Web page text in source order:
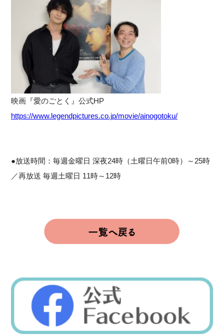
映画『愛のごとく』公式HP
https://www.legendpictures.co.jp/movie/ainogotoku/
●放送時間：毎週金曜日 深夜24時（土曜日午前0時）～25時
／再放送 毎週土曜日 11時～12時